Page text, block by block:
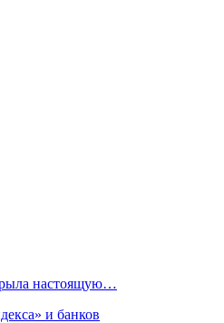
настоящую…
и банков